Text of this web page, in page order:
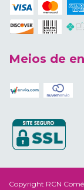
Meios de
Copyright RCN